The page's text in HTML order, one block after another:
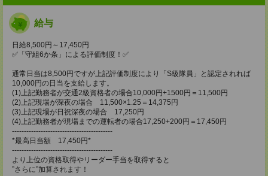
給与
日給8,500円～17,450円
✅「守組6か条」による評価制度！✅
通常日当は8,500円ですが上記評価制度により「S級隊員」と認定されれば
10,000円の日当を支給します。
(1)上記勤務者が交通2級資格者の場合10,000円+1500円＝11,500円
(2)上記現場が深夜の場合 11,500×1.25＝14,375円
(3)上記現場が日祝深夜の場合 17,250円
(4)上記勤務者が現場までの運転者の場合17,250+200円＝17,450円
------------------------------------------
*最高日当額 17,450円*
------------------------------------------
より上位の資格取得やリーダー手当を取得すると
”さらに”加算されます！